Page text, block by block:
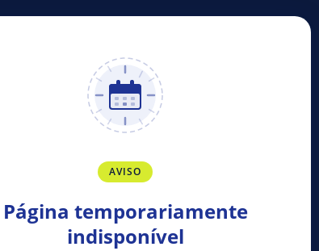
AVISO
Página temporariamente
indisponível